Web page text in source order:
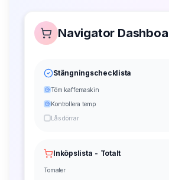
Navigator
Stängningschecklista
Töm kaffemaskin
Kontrollera temp
Lås dörrar
Inköpslista - Totalt
Tomater